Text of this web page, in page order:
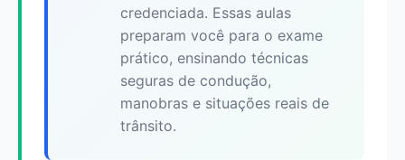
credenciada. Essas aulas
preparam você para o exame
prático, ensinando técnicas
seguras de condução,
manobras e situações reais de
trânsito.